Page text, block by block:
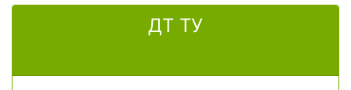
ДТ ТУ